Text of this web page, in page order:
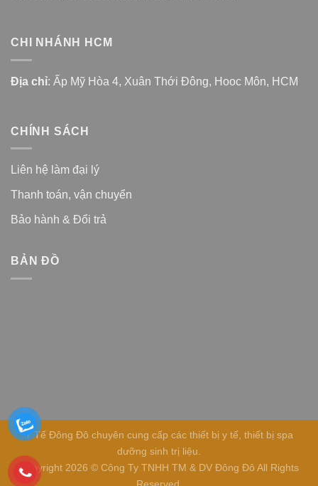
CHI NHÁNH HCM
Địa chỉ: Ấp Mỹ Hòa 4, Xuân Thới Đông, Hooc Môn, HCM
CHÍNH SÁCH
Liên hệ làm đại lý
Thanh toán, vận chuyển
Bảo hành & Đổi trả
BẢN ĐỒ
Y Tế Đông Đô chuyên cung cấp các thiết bị y tế, thiết bị spa
dưỡng sinh trị liệu.
Copyright 2026 © Công Ty TNHH TM & DV Đông Đô All Rights
Reserved.